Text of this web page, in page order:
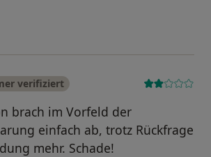
verifiziert
brach im Vorfeld der
einfach ab, trotz Rückfrage
mehr. Schade!